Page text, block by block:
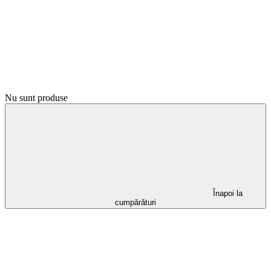
Nu sunt produse
Înapoi la
cumpărături